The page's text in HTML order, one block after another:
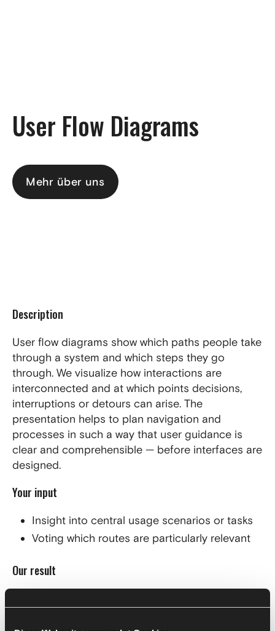
User Flow Diagrams
Mehr über uns
Description
User flow diagrams show which paths people take
through a system and which steps they go
through. We visualize how interactions are
interconnected and at which points decisions,
interruptions or detours can arise. The
presentation helps to plan navigation and
processes in such a way that user guidance is
clear and comprehensible — before interfaces are
designed.
Your input
Insight into central usage scenarios or tasks
Voting which routes are particularly relevant
Our result